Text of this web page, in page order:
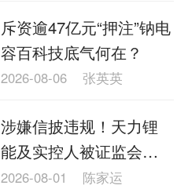
图说
品牌活动
斥资逾47亿元“押注”钠电
容百科技底气何在？
2026-08-06 张英英
涉嫌信披违规！天力锂
能及实控人被证监会立
案
2026-08-01 陈家运